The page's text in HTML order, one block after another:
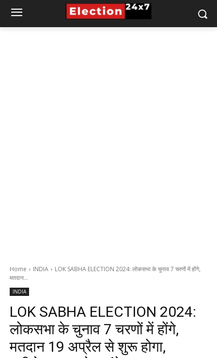
Home INDIA
LOK SABHA ELECTION 2024: लोकसभा के चुनाव 7 चरणों में होंगे,
मतदान...
INDIA
LOK SABHA ELECTION 2024:
लोकसभा के चुनाव 7 चरणों में होंगे,
मतदान 19 अप्रैल से शुरू होगा,